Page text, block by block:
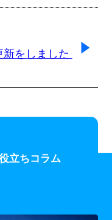
をしました
立ちコラム